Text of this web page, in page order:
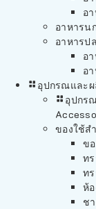
อ
อาหารน
อาหารป
อ
อ
อุปกรณและ
อุปกร
ของใช้ส
ข
ท
ท
ห้
ช